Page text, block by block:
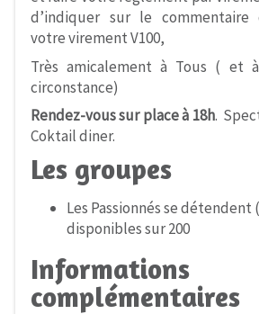
d’indiquer sur le commentaire
votre virement V100,
Très amicalement à Tous ( et
circonstance)
Rendez-vous sur place à 18h.
Coktail diner.
Les groupes
Les Passionnés se détendent
disponibles sur 200
Informations
complémentaires